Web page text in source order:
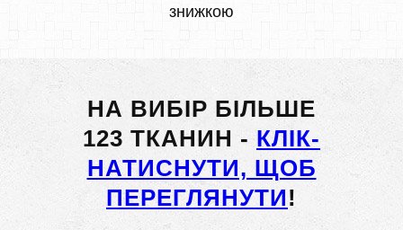
знижкою
НА ВИБІР БІЛЬШЕ
123 ТКАНИН - КЛІК-
НАТИСНУТИ, ЩОБ
ПЕРЕГЛЯНУТИ!